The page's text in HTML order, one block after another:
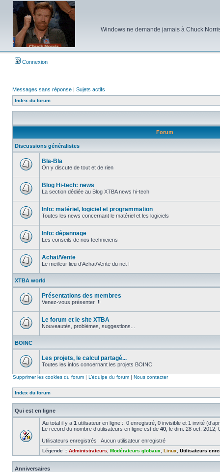
Windows ne demande jamais à Chuck
Connexion
Messages sans réponse | Sujets actifs
Index du forum
Forum
Discussions généralistes
message
non
Bla-Bla
On y discute de tout et de rien
message
non
Blog Hi-tech: news
La section dédiée au Blog XTBA news hi-tech
message
non
Info: matériel, logiciel et programmation
Toutes les news concernant le matériel et les logiciels
message
non
Info: dépannage
Les conseils de nos techniciens
message
non
lu
Achat/Vente
Le meilleur lieu d’Achat/Vente du net !
XTBA world
message
non
Présentations des membres
Venez-vous présenter !!!
message
lu
Le forum et le site XTBA
Nouveautés, problèmes, suggestions...
BOINC
message
Les projets, le calcul partagé...
Toutes les infos concernant les projets BOINC
Supprimer les cookies du forum | L’équipe du forum | Nous contacter
Index du forum
Qui est en ligne
Au total il y a 1 utilisateur en ligne :: 0 enregistré, 0 invisible et 1 invité
Le record du nombre d’utilisateurs en ligne est de 40 , le dim. 28 oct. 2012,
Utilisateurs enregistrés : Aucun utilisateur enregistré
Légende :: Administrateurs Modérateurs globaux Linux Utilisateurs
Anniversaires